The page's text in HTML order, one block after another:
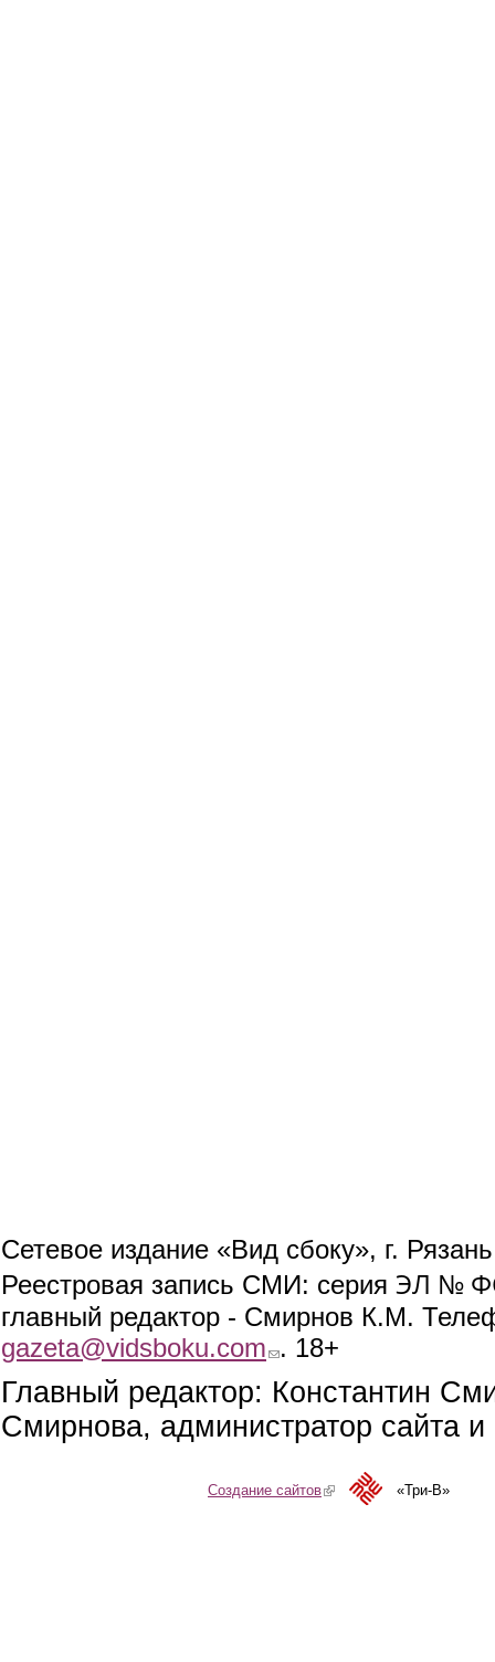
Сетевое издание «Вид сбоку», г.
Реестровая запись СМИ: серия ЭЛ №
главный редактор - Смирнов К.М.
gazeta@vidsboku.com (link sends e-mail)
. 18+
Главный редактор: Константин
Смирнова, администратор сайта
Создание сайтов(link is external)«Три-В»